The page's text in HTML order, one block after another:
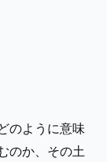
のように意味
のか、その土